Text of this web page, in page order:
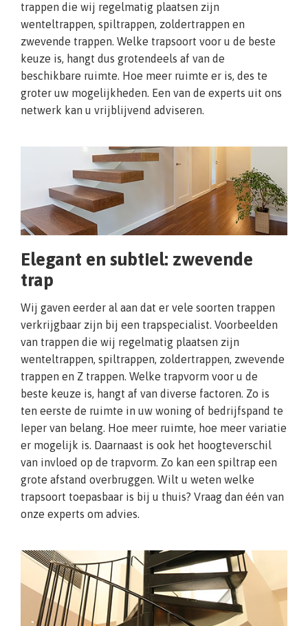
trappen die wij regelmatig plaatsen zijn
wenteltrappen, spiltrappen, zoldertrappen en
zwevende trappen. Welke trapsoort voor u de beste
keuze is, hangt dus grotendeels af van de
beschikbare ruimte. Hoe meer ruimte er is, des te
groter uw mogelijkheden. Een van de experts uit ons
netwerk kan u vrijblijvend adviseren.
Elegant en subtiel: zwevende
trap
Wij gaven eerder al aan dat er vele soorten trappen
verkrijgbaar zijn bij een trapspecialist. Voorbeelden
van trappen die wij regelmatig plaatsen zijn
wenteltrappen, spiltrappen, zoldertrappen, zwevende
trappen en Z trappen. Welke trapvorm voor u de
beste keuze is, hangt af van diverse factoren. Zo is
ten eerste de ruimte in uw woning of bedrijfspand te
Ieper van belang. Hoe meer ruimte, hoe meer variatie
er mogelijk is. Daarnaast is ook het hoogteverschil
van invloed op de trapvorm. Zo kan een spiltrap een
grote afstand overbruggen. Wilt u weten welke
trapsoort toepasbaar is bij u thuis? Vraag dan één van
onze experts om advies.